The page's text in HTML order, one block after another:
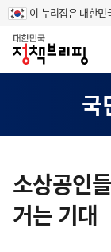
이 누리집은 대한
홈
국
츠
영
소상공인
거는 기대